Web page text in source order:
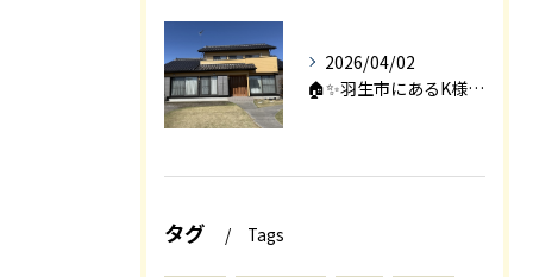
2026/04/02
🏠✨羽生市にあるK様邸は、2008年に㈱エアロックで新築され...
タグ Tags